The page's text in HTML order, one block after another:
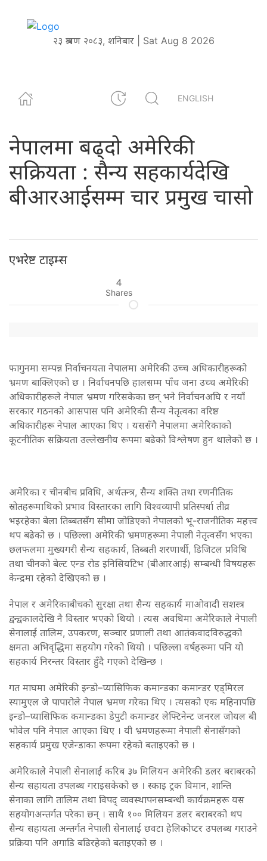
२३ श्रावण २०८३, शनिबार | Sat Aug 8 2026
ENGLISH
नेपालमा बढ्दो अमेरिकी
सक्रियता : सैन्य सहकार्यदेखि
बीआरआईसम्म चार प्रमुख चासो
एभरेष्ट टाइम्स
4
Shares
फागुनमा सम्पन्न निर्वाचनयता नेपालमा अमेरिकी उच्च अधिकारीहरूको
भ्रमण बाक्लिएको छ । निर्वाचनपछि हालसम्म पाँच जना उच्च अमेरिकी
अधिकारीहरूले नेपाल भ्रमण गरिसकेका छन् भने निर्वाचनअघि र नयाँ
सरकार गठनको आसपास पनि अमेरिकी सैन्य नेतृत्वका वरिष्ठ
अधिकारीहरू नेपाल आएका थिए । यससँगै नेपालमा अमेरिकाको
कूटनीतिक सक्रियता उल्लेखनीय रूपमा बढेको विश्लेषण हुन थालेको छ ।
अमेरिका र चीनबीच प्रविधि, अर्थतन्त्र, सैन्य शक्ति तथा रणनीतिक
स्रोतहरूमाथिको प्रभाव विस्तारका लागि विश्वव्यापी प्रतिस्पर्धा तीव्र
भइरहेका बेला तिब्बतसँग सीमा जोडिएको नेपालको भू-राजनीतिक महत्त्व
थप बढेको छ । पछिल्ला अमेरिकी भ्रमणहरूमा नेपाली नेतृत्वसँग भएका
छलफलमा मुख्यगरी सैन्य सहकार्य, तिब्बती शरणार्थी, डिजिटल प्रविधि
तथा चीनको बेल्ट एन्ड रोड इनिसियटिभ (बीआरआई) सम्बन्धी विषयहरू
केन्द्रमा रहेको देखिएको छ ।
नेपाल र अमेरिकाबीचको सुरक्षा तथा सैन्य सहकार्य माओवादी सशस्त्र
द्वन्द्वकालदेखि नै विस्तार भएको थियो । त्यस अवधिमा अमेरिकाले नेपाली
सेनालाई तालिम, उपकरण, सञ्चार प्रणाली तथा आतंकवादविरुद्धको
क्षमता अभिवृद्धिमा सहयोग गरेको थियो । पछिल्ला वर्षहरूमा पनि यो
सहकार्य निरन्तर विस्तार हुँदै गएको देखिन्छ ।
गत माघमा अमेरिकी इन्डो–प्यासिफिक कमान्डका कमान्डर एड्मिरल
स्यामुएल जे पापारोले नेपाल भ्रमण गरेका थिए । त्यसको एक महिनापछि
इन्डो–प्यासिफिक कमान्डका डेपुटी कमान्डर लेफ्टिनेन्ट जनरल जोयल बी
भोवेल पनि नेपाल आएका थिए । यी भ्रमणहरूमा नेपाली सेनासँगको
सहकार्य प्रमुख एजेन्डाका रूपमा रहेको बताइएको छ ।
अमेरिकाले नेपाली सेनालाई करिब ३७ मिलियन अमेरिकी डलर बराबरको
सैन्य सहायता उपलब्ध गराइसकेको छ । स्काइ ट्रक विमान, शान्ति
सेनाका लागि तालिम तथा विपद् व्यवस्थापनसम्बन्धी कार्यक्रमहरू यस
सहयोगअन्तर्गत परेका छन् । साथै १०० मिलियन डलर बराबरको थप
सैन्य सहायता अन्तर्गत नेपाली सेनालाई छवटा हेलिकोप्टर उपलब्ध गराउने
प्रक्रिया पनि अगाडि बढिरहेको बताइएको छ ।